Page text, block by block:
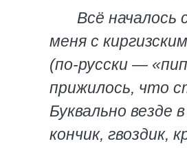
Всё началось
меня с
(по-русски —
прижилось, что
Буквально везде
кончик, гвоздик,